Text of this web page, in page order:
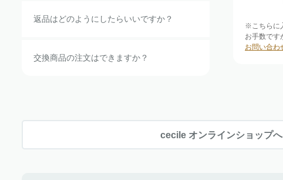
返品はどのようにしたらいいですか？
交換商品の注文はできますか？
※こちらに
お手数です
お問い合わ
cecile オンラインショップへ